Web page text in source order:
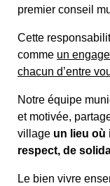
premier conseil
Cette
comme un
chacun d’entre
Notre équipe
et motivée,
village un lieu où
respect, de
Le bien vivre